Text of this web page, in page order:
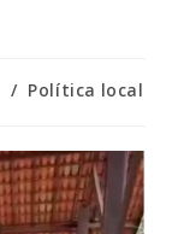
/ Política local